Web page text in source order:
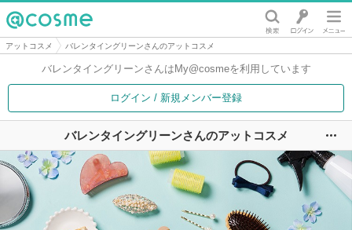
@cosme
アットコスメ バレンタイングリーンさんのアットコスメ
バレンタイングリーンさんは My@cosmeを利用しています
ログイン / 新規メンバー登録
バレンタイングリーンさんのアットコスメ